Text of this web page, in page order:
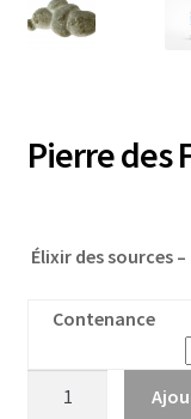
Pierre des
Élixir des sources
Contenance